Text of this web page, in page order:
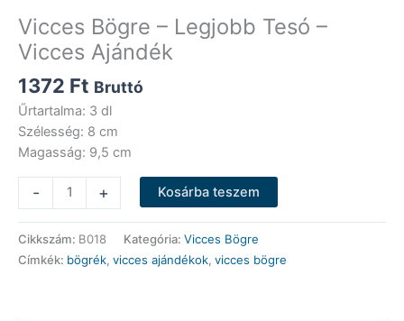
Vicces Bögre – Legjobb Tesó –
Vicces Ajándék
1372 Ft Bruttó
Űrtartalma: 3 dl
Szélesség: 8 cm
Magasság: 9,5 cm
-
Bögre
-
Legjobb
Tesó
+ Kosárba teszem
Cikkszám: B018 Kategória: Vicces Bögre
Címkék: bögrék, vicces ajándékok, vicces bögre